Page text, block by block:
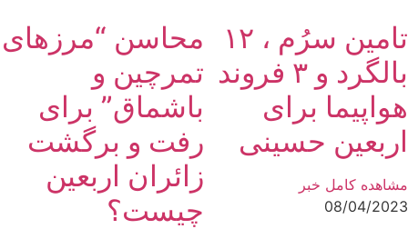
تامین سرُم ، ۱۲
بالگرد و ۳ فروند
هواپیما برای
اربعین حسینی
مشاهده کامل خبر
08/04/2023
محاسن “مرزهای
تمرچین و
باشماق” برای
رفت و برگشت
زائران اربعین
چیست؟